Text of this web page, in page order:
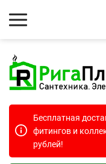
Бесплатная
фитингов и
рублей!